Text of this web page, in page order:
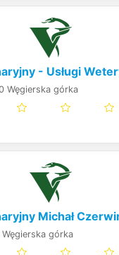
- Usługi
Węgierska górka
Michał
górka